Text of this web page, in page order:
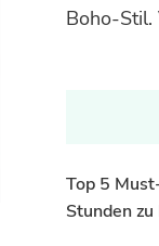
Boho-Stil.
Top 5
Stunden zu